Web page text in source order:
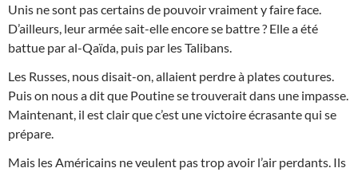
Unis ne sont pas certains de pouvoir vraiment y faire face.
D’ailleurs, leur armée sait-elle encore se battre ? Elle a été
battue par al-Qaïda, puis par les Talibans.
Les Russes, nous disait-on, allaient perdre à plates coutures.
Puis on nous a dit que Poutine se trouverait dans une impasse.
Maintenant, il est clair que c’est une victoire écrasante qui se
prépare.
Mais les Américains ne veulent pas trop avoir l’air perdants. Ils